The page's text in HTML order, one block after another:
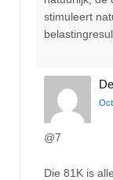
stimuleert
@7
Die 81K is